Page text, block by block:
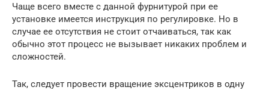
Чаще всего вместе с данной фурнитурой при ее
установке имеется инструкция по регулировке. Но в
случае ее отсутствия не стоит отчаиваться, так как
обычно этот процесс не вызывает никаких проблем и
сложностей.
Так, следует провести вращение эксцентриков в одну